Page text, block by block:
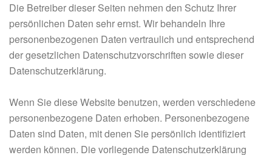
Die Betreiber dieser Seiten nehmen den Schutz Ihrer
persönlichen Daten sehr ernst. Wir behandeln Ihre
personenbezogenen Daten vertraulich und entsprechend
der gesetzlichen Datenschutzvorschriften sowie dieser
Datenschutzerklärung.
Wenn Sie diese Website benutzen, werden verschiedene
personenbezogene Daten erhoben. Personenbezogene
Daten sind Daten, mit denen Sie persönlich identifiziert
werden können. Die vorliegende Datenschutzerklärung